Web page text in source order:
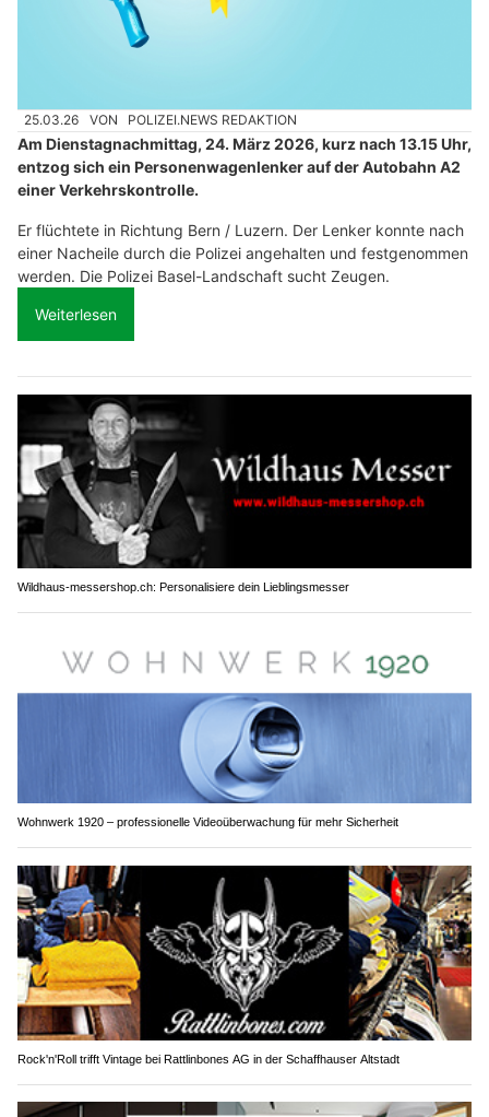
25.03.26 VON POLIZEI.NEWS REDAKTION
Am Dienstagnachmittag, 24. März 2026, kurz nach 13.15 Uhr,
entzog sich ein Personenwagenlenker auf der Autobahn A2
einer Verkehrskontrolle.
Er flüchtete in Richtung Bern / Luzern. Der Lenker konnte nach
einer Nacheile durch die Polizei angehalten und festgenommen
werden. Die Polizei Basel-Landschaft sucht Zeugen.
Weiterlesen
Wildhaus-messershop.ch: Personalisiere dein Lieblingsmesser
Wohnwerk 1920 – professionelle Videoüberwachung für mehr Sicherheit
Rock'n'Roll trifft Vintage bei Rattlinbones AG in der Schaffhauser Altstadt